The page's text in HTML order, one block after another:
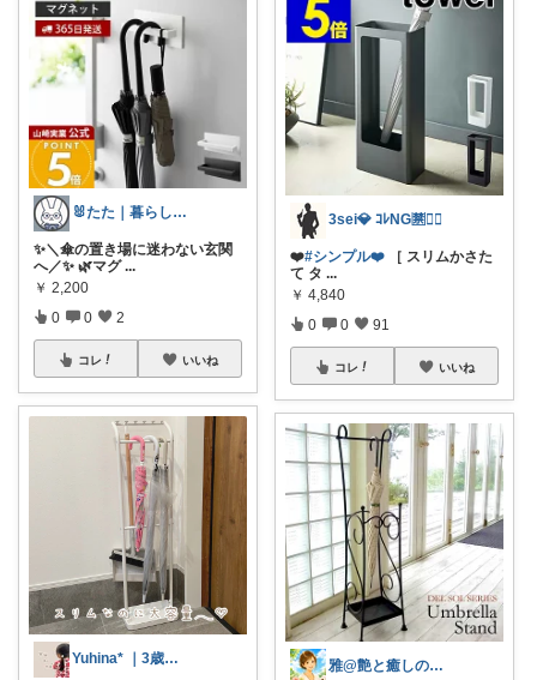
🐰たた｜暮らしと子育て
✨＼傘の置き場に迷わない玄関
へ／✨ 🌿マグ ...
￥ 2,200
0 0 2
コレ いいね
Yuhina* ｜3歳ママ
3sei💎 ｺﾚNG🈲🙅‍♀️
❤️#シンプル❤️ ［ スリムかさた
て タ ...
￥ 4,840
0 0 91
コレ いいね
雅@艶と癒しの開運セカンドライフ